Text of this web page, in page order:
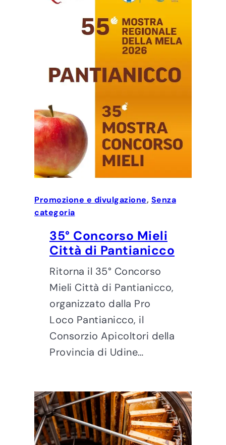
Promozione e divulgazione, Senza
categoria
35° Concorso Mieli
Città di Pantianicco
Ritorna il 35° Concorso
Mieli Città di Pantianicco,
organizzato dalla Pro
Loco Pantianicco, il
Consorzio Apicoltori della
Provincia di Udine…